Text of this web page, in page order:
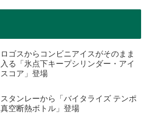
ロゴスからコンビニアイスがそのまま
入る「氷点下キープシリンダー・アイ
スコア」登場
スタンレーから「バイタライズ テンポ
真空断熱ボトル」登場